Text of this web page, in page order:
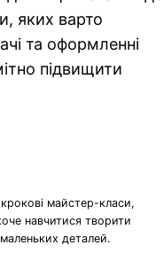
яких варто
та оформленні
підвищити
майстер-класи,
навчитися творити
деталей.